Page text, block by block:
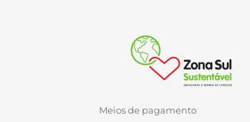
Meios de pagamento